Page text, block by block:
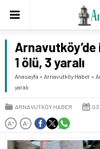
1 ölü, 3 yaralı
Anasayfa » Arnavutköy Haber »
yaralı
ARNAVUTKÖY HABER
A+ A-